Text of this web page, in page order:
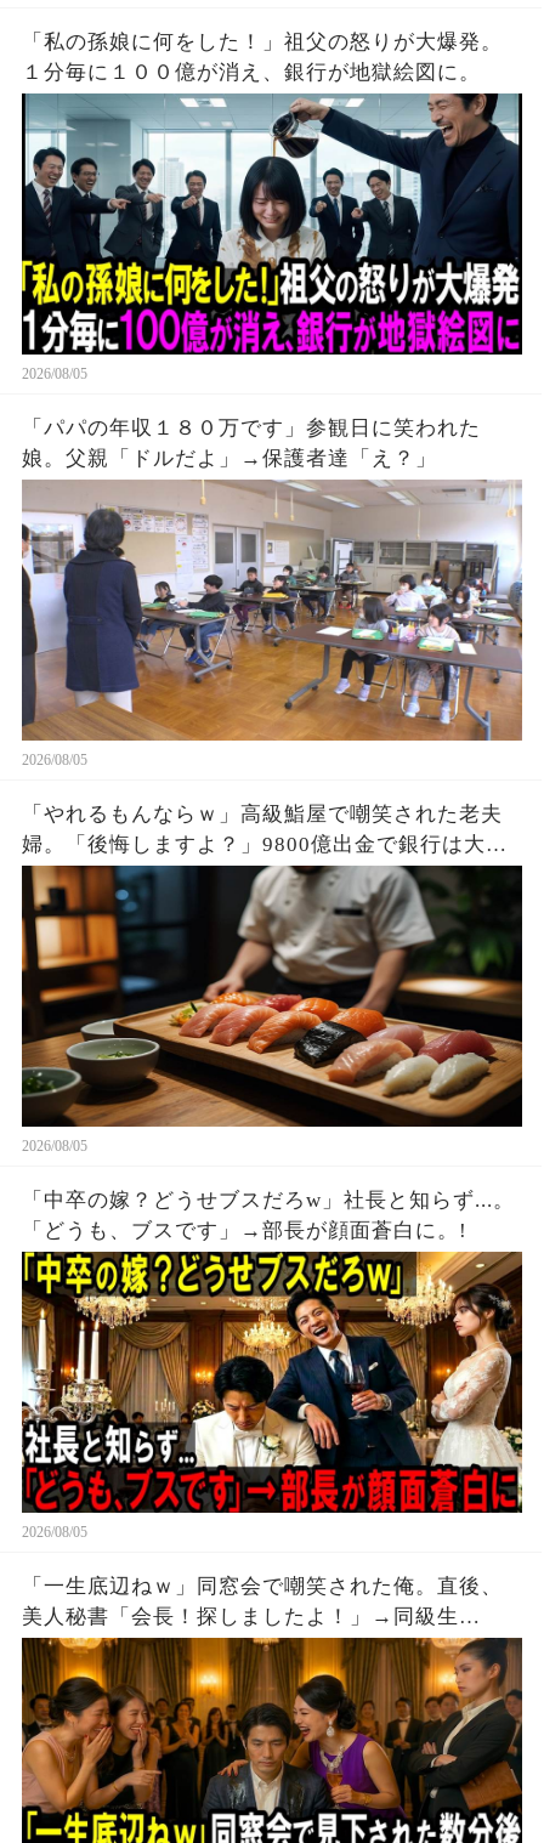
「私の孫娘に何をした！」祖父の怒りが大爆発。
１分毎に１００億が消え、銀行が地獄絵図に。
2026/08/05
「パパの年収１８０万です」参観日に笑われた
娘。父親「ドルだよ」→保護者達「え？」
2026/08/05
「やれるもんならｗ」高級鮨屋で嘲笑された老夫
婦。「後悔しますよ？」9800億出金で銀行は大惨
事。
2026/08/05
「中卒の嫁？どうせブスだろw」社長と知らず...。
「どうも、ブスです」→部長が顔面蒼白に。!
2026/08/05
「一生底辺ねｗ」同窓会で嘲笑された俺。直後、
美人秘書「会長！探しましたよ！」→同級生
「え？」。